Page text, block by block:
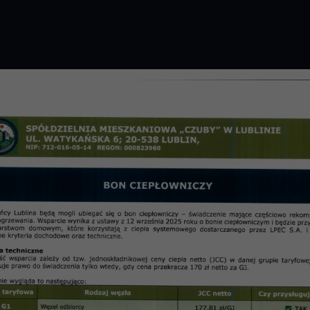
PRZETARGI
Rady Nadzorczej z roku